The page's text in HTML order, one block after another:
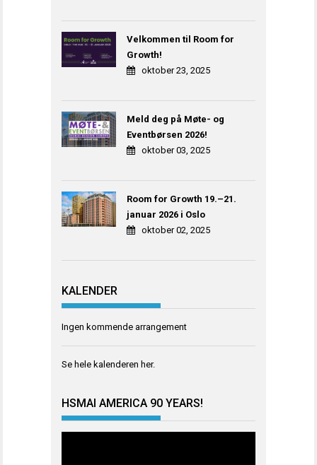
Velkommen til Room for
Growth!
oktober 23, 2025
Meld deg på Møte- og
Eventbørsen 2026!
oktober 03, 2025
Room for Growth 19.–21.
januar 2026 i Oslo
oktober 02, 2025
KALENDER
Ingen kommende arrangement
Se hele kalenderen her.
HSMAI AMERICA 90 YEARS!